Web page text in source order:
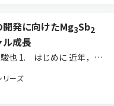
発に向けたMg3Sb2
成長
也 1. はじめに 近年，人
運転技術などの急速な発
域における赤外受光セン
リーズ